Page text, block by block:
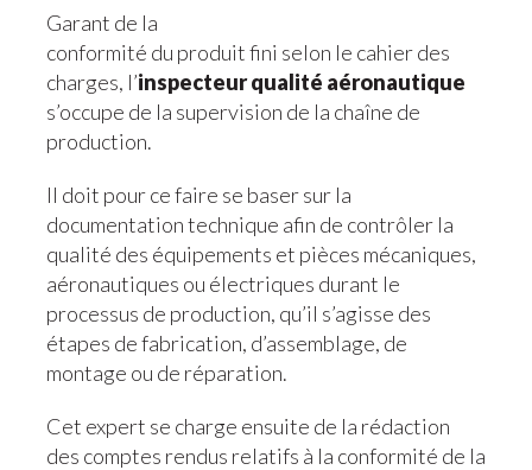
Garant de la
conformité du produit fini selon le cahier des
charges, l’inspecteur qualité aéronautique
s’occupe de la supervision de la chaîne de
production.
Il doit pour ce faire se baser sur la
documentation technique afin de contrôler la
qualité des équipements et pièces mécaniques,
aéronautiques ou électriques durant le
processus de production, qu’il s’agisse des
étapes de fabrication, d’assemblage, de
montage ou de réparation.
Cet expert se charge ensuite de la rédaction
des comptes rendus relatifs à la conformité de la